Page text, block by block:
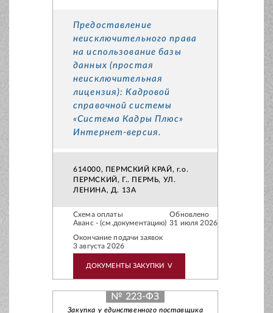
Предоставление
неисключительного права
на использование базы
данных (простая
неисключительная
лицензия): Кадровой
справочной системы
«Система Кадры Плюс»
Интернет-версия.
614000, ПЕРМСКИЙ КРАЙ, г.о.
ПЕРМСКИЙ, Г.. ПЕРМЬ, УЛ.
ЛЕНИНА, Д. 13А
Схема оплаты
Аванс - (см.документацию)
Обновлено
31 июля 2026
Окончание подачи заявок
3 августа 2026
ДОКУМЕНТЫ ЗАКУПКИ V
№ 223-ФЗ
Закупка у единственного поставщика